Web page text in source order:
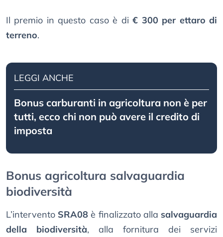
Il premio in questo caso è di€ 300 per ettaro di
terreno.
LEGGI ANCHE
Bonus carburanti in agricoltura non è per
tutti, ecco chi non può avere il credito di
imposta
Bonus agricoltura salvaguardia
biodiversità
L’intervento SRA08 è finalizzato alla salvaguardia
della biodiversità, alla fornitura dei servizi